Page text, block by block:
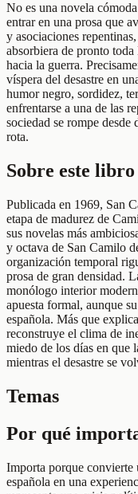
No es una novela
entrar en una prosa que
y asociaciones
absorbiera de pronto
hacia la guerra.
víspera del desastre en
humor negro, sordidez,
enfrentarse a una de las
sociedad se rompe desde
rota.
Sobre este libro
Publicada en 1969, San
etapa de madurez de
sus novelas más
y octava de San Camilo
organización temporal
prosa de gran densidad.
monólogo interior
apuesta formal, aunque
española. Más que
reconstruye el clima de
miedo de los días en que
mientras el desastre se
Temas
Por qué
Importa porque convierte
española en una